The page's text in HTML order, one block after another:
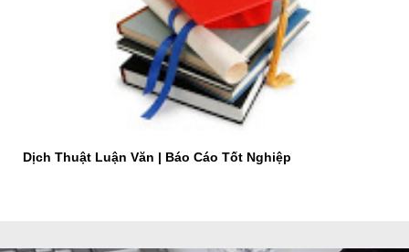
Dịch Thuật Luận Văn | Báo Cáo Tốt Nghiệp